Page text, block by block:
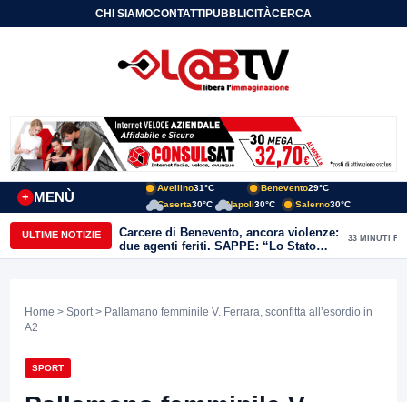
CHI SIAMOCONTATTIPUBBLICITÀCERCA
MENÙ
+
Avellino31°C Benevento29°C
Caserta30°C Napoli30°C Salerno30°C
ULTIME NOTIZIE
Carcere di Benevento, ancora violenze:
due agenti feriti. SAPPE: “Lo Stato
non può arretrare”
33 MINUTI FA
Home > Sport > Pallamano femminile V. Ferrara, sconfitta all’esordio in
A2
SPORT